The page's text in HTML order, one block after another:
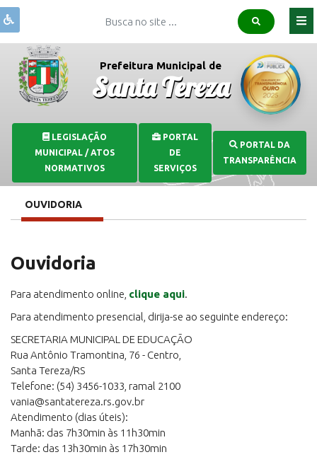
Prefeitura Municipal de
Santa Tereza
LEGISLAÇÃO
MUNICIPAL / ATOS
NORMATIVOS
PORTAL
DE
SERVIÇOS
PORTAL DA
TRANSPARÊNCIA
Institucional
Governo
Publicações
Comunicação
OUVIDORIA
Ouvidoria
Para atendimento online, clique aqui.
Para atendimento presencial, dirija-se ao seguinte endereço:
SECRETARIA MUNICIPAL DE EDUCAÇÃO
Rua Antônio Tramontina, 76 - Centro,
Santa Tereza/RS
Telefone: (54) 3456-1033, ramal 2100
vania@santatereza.rs.gov.br
Atendimento (dias úteis):
Manhã: das 7h30min às 11h30min
Tarde: das 13h30min às 17h30min